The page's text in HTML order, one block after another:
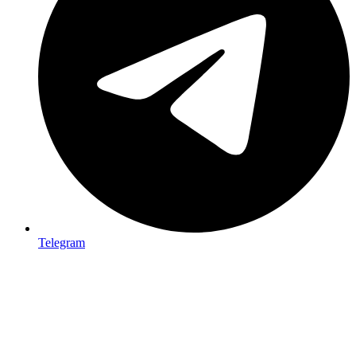
Telegram